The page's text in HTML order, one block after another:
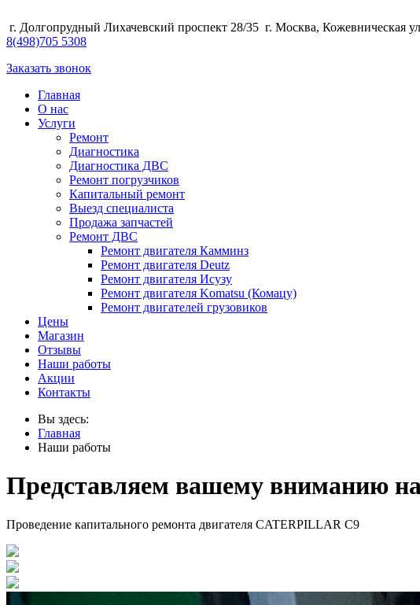
г. Долгопрудный Лихачевский проспект 28/35 г. Москва, Кожевническая
8(498)705 5308
Заказать звонок
Главная
О нас
Услуги
Ремонт
Диагностика
Диагностика ДВС
Ремонт погрузчиков
Капитальный ремонт
Выезд специалиста
Продажа запчастей
Ремонт ДВС
Ремонт двигателя Камминз
Ремонт двигателя Deutz
Ремонт двигателя Исузу
Ремонт двигателя Komatsu (Комацу)
Ремонт двигателей грузовиков
Цены
Магазин
Отзывы
Наши работы
Акции
Контакты
Вы здесь:
Главная
Наши работы
Представляем вашему вниманию
Проведение капитального ремонта двигателя CATERPILLAR C9